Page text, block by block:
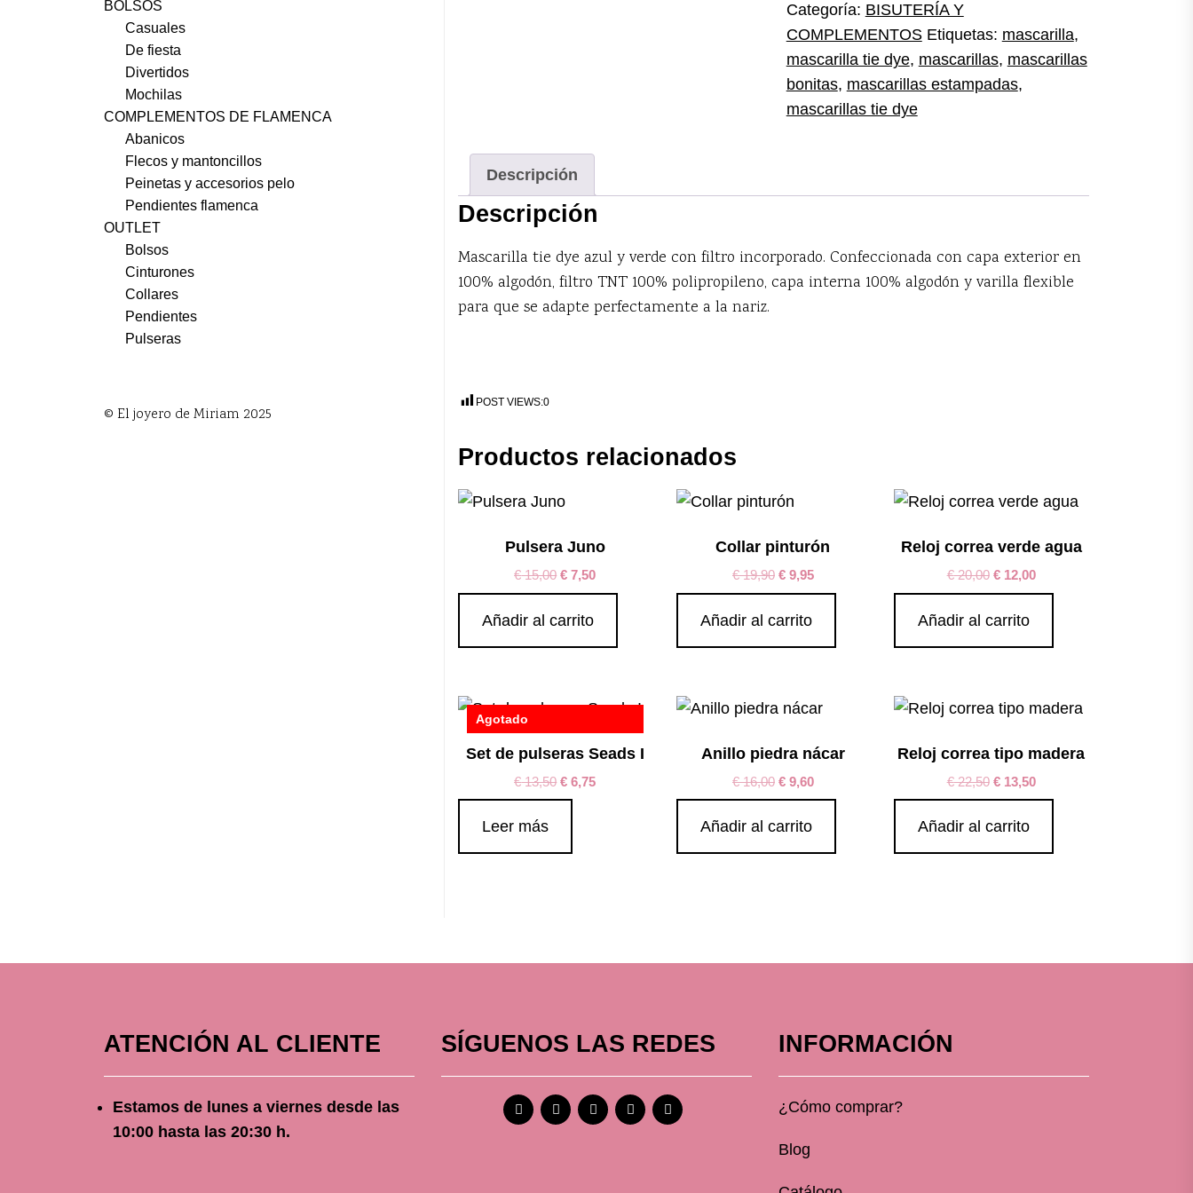
cantidad
Categoría: BISUTERÍA Y
COMPLEMENTOS Etiquetas: mascarilla,
mascarilla tie dye, mascarillas, mascarillas
bonitas, mascarillas estampadas,
mascarillas tie dye
Descripción
Descripción
Mascarilla tie dye azul y verde con filtro incorporado. Confeccionada con capa exterior en
100% algodón, filtro TNT 100% polipropileno, capa interna 100% algodón y varilla flexible
para que se adapte perfectamente a la nariz.
POST VIEWS:0
Productos relacionados
Pulsera Juno
€15,00 € 7,50
Añadir al carrito
Collar pinturón
€19,90 €9,95
Añadir al carrito
Reloj correa verde agua
€20,00 €12,00
Añadir al carrito
Agotado
Set de pulseras Seads I
€13,50 € 6,75
Leer más
Anillo piedra nácar
€16,00 €9,60
Añadir al carrito
Reloj correa tipo madera
€22,50 €13,50
Añadir al carrito
BOLSOS
Casuales
De fiesta
Divertidos
Mochilas
COMPLEMENTOS DE FLAMENCA
Abanicos
Flecos y mantoncillos
Peinetas y accesorios pelo
Pendientes flamenca
OUTLET
Bolsos
Cinturones
Collares
Pendientes
Pulseras
© El joyero de Miriam 2025
ATENCIÓN AL CLIENTE
Estamos de lunes a viernes desde las
10:00 hasta las 20:30 h.
SÍGUENOS LAS REDES INFORMACIÓN
¿Cómo comprar?
Blog